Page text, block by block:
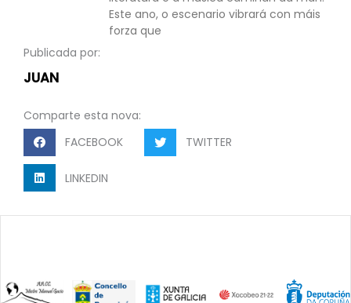
Publicada por:
JUAN
Comparte esta nova:
FACEBOOK
TWITTER
LINKEDIN
Este ano, o escenario vibrará con máis
forza que